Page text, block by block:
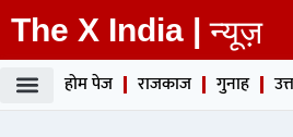
The X India | न्यूज़
होम पेज राजकाज गुनाह